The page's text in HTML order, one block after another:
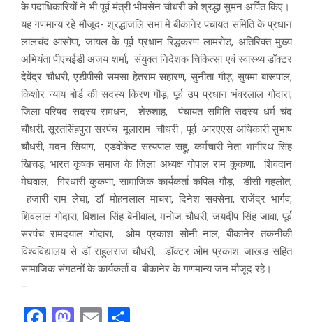
के पदाधिकारियों ने भी पूर्व मंत्री भीमसेन चौधरी को श्रद्धा सुमन अर्पित किए।
यह गणमान्य रहे मौजूद- श्रद्धांजलि सभा में बीकानेर पंचायत समिति के प्रधान
लालचंद आसोपा, जायल के पूर्व प्रधान रिद्धकरण लामरोड, अतिरिक्त मुख्य
अभियंता पीएचईडी अजय शर्मा, संयुक्त निदेशक चिकित्सा एवं स्वास्थ्य डॉक्टर
देवेंद्र चौधरी, एडीपीसी समसा हेतराम सहारण, सुनीता गौड़, सुषमा बारूपाल,
किशोर न्याय बोर्ड की सदस्य किरण गौड़, पूर्व उप प्रधान भंवरलाल गोदारा,
जिला परिषद सदस्य रामधन, शेरुशाह, पंचायत समिति सदस्य धर्म चंद
चौधरी, सूरतसिंहपुरा सरपंच मूलाराम चौधरी , पूर्व आरएएस अधिकारी सुभाष
चौधरी, मदन सियाग, एडवोकेट सत्यपाल सहू, कर्मचारी नेता भागीरथ सिंह
खिचड़, भारत कृषक समाज के जिला अध्यक्ष गोपाल राम कुकणा, शिवदान
मेघवाल, गिरधारी कुकणा, सामाजिक कार्यकर्ता कपिल गौड़, डीसी गहलोत,
हजारी राम लेघा, डॉ मोहनलाल माचरा, दिनेश सक्सेना, राजेंद्र भार्गव,
शिवलाल गोदारा, विशाल सिंह बेनीवाल, मनोज चौधरी, जयदीप सिंह जावा, पूर्व
सरपंच रामदयाल गोदारा, ओम प्रकाश सोनी नाल, बीकानेर तकनीकी
विश्वविद्यालय से डॉ राहुलराज चौधरी, डॉक्टर ओम प्रकाश जाखड़ सहित
सामाजिक संगठनों के कार्यकर्ता व बीकानेर के गणमान्य जन मौजूद रहे।
–